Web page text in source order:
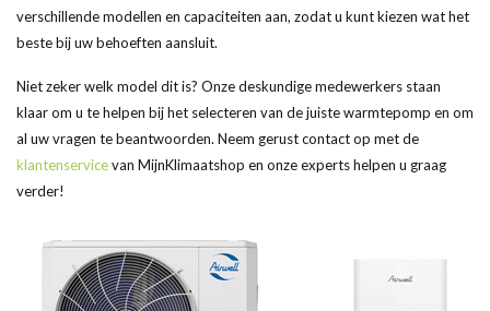
verschillende modellen en capaciteiten aan, zodat u kunt kiezen wat het
beste bij uw behoeften aansluit.
Niet zeker welk model dit is? Onze deskundige medewerkers staan
klaar om u te helpen bij het selecteren van de juiste warmtepomp en om
al uw vragen te beantwoorden. Neem gerust contact op met de
klantenservicevan MijnKlimaatshop en onze experts helpen u graag
verder!